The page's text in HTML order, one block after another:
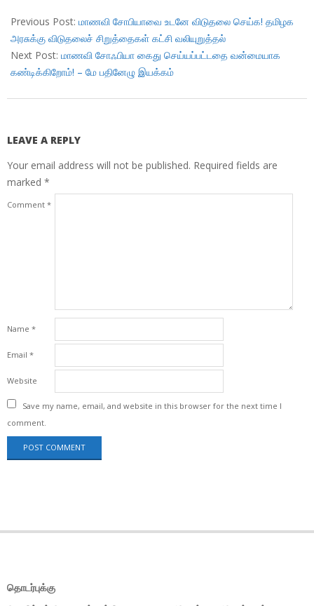
09-
04
Previous Post: மாணவி சோபியாவை உடனே விடுதலை செய்க! தமிழக
அரசுக்கு விடுதலைச் சிறுத்தைகள் கட்சி வலியுறுத்தல்
Next Post: மாணவி சோஃபியா கைது செய்யப்பட்டதை வன்மையாக
கண்டிக்கிறோம்! – மே பதினேழு இயக்கம்
LEAVE A REPLY
Your email address will not be published. Required fields are
marked *
Comment *
Name *
Email *
Website
Save my name, email, and website in this browser for the next time I
comment.
தொடர்புக்கு